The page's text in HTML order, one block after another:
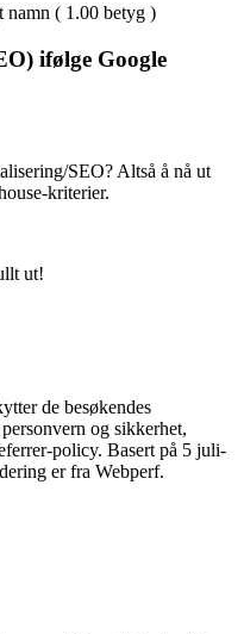
namn ( 1.00 betyg )
ifølge Google
SEO? Altså å nå ut
kriterier.
ut!
de besøkendes
og sikkerhet,
policy. Basert på 5 juli-
er fra Webperf.